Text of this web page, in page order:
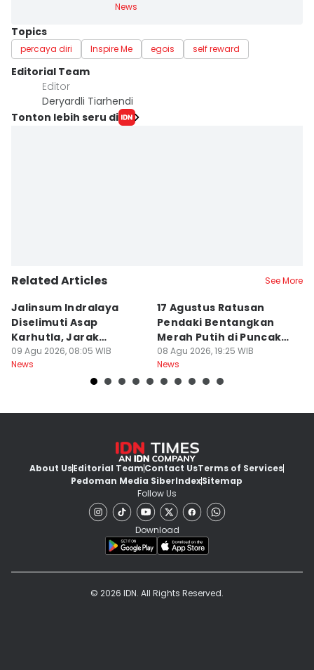
News
Topics
percaya diri Inspire Me egois self reward
Editorial Team
Editor
Deryardli Tiarhendi
Tonton lebih seru di
Related Articles See More
Jalinsum Indralaya
Diselimuti Asap
Karhutla, Jarak
Pandang 30 Meter
09 Agu 2026, 08:05 WIB
News
17 Agustus Ratusan
Pendaki Bentangkan
Merah Putih di Puncak
Dempo
08 Agu 2026, 19:25 WIB
News
About UsEditorial TeamContact UsTerms of Services
Pedoman Media SiberIndexSitemap
Follow Us
Download
© 2026 IDN. All Rights Reserved.